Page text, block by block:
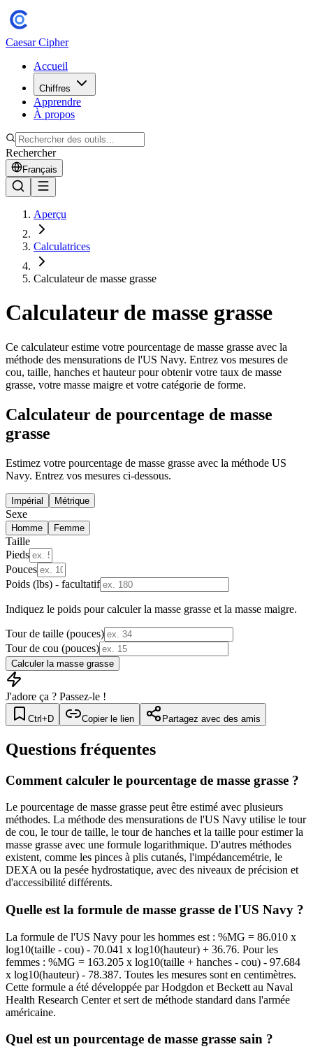
Caesar Cipher
Accueil
Chiffres
Apprendre
À propos
Rechercher
Français
Aperçu
Calculatrices
Calculateur de masse grasse
Calculateur de masse grasse
Ce calculateur estime votre pourcentage de masse grasse avec la
méthode des mensurations de l'US Navy. Entrez vos mesures de
cou, taille, hanches et hauteur pour obtenir votre taux de masse
grasse, votre masse maigre et votre catégorie de forme.
Calculateur de pourcentage de masse
grasse
Estimez votre pourcentage de masse grasse avec la méthode US
Navy. Entrez vos mesures ci-dessous.
Impérial Métrique
Sexe
Homme Femme
Taille
Pieds
Pouces
Poids (lbs) - facultatif
Indiquez le poids pour calculer la masse grasse et la masse maigre.
Tour de taille (pouces)
Tour de cou (pouces)
Calculer la masse grasse
J'adore ça ? Passez-le !
Ctrl+D Copier le lien Partagez avec des amis
Questions fréquentes
Comment calculer le pourcentage de masse grasse ?
Le pourcentage de masse grasse peut être estimé avec plusieurs
méthodes. La méthode des mensurations de l'US Navy utilise le tour
de cou, le tour de taille, le tour de hanches et la taille pour estimer la
masse grasse avec une formule logarithmique. D'autres méthodes
existent, comme les pinces à plis cutanés, l'impédancemétrie, le
DEXA ou la pesée hydrostatique, avec des niveaux de précision et
d'accessibilité différents.
Quelle est la formule de masse grasse de l'US Navy ?
La formule de l'US Navy pour les hommes est : %MG = 86.010 x
log10(taille - cou) - 70.041 x log10(hauteur) + 36.76. Pour les
femmes : %MG = 163.205 x log10(taille + hanches - cou) - 97.684
x log10(hauteur) - 78.387. Toutes les mesures sont en centimètres.
Cette formule a été développée par Hodgdon et Beckett au Naval
Health Research Center et sert de méthode standard dans l'armée
américaine.
Quel est un pourcentage de masse grasse sain ?